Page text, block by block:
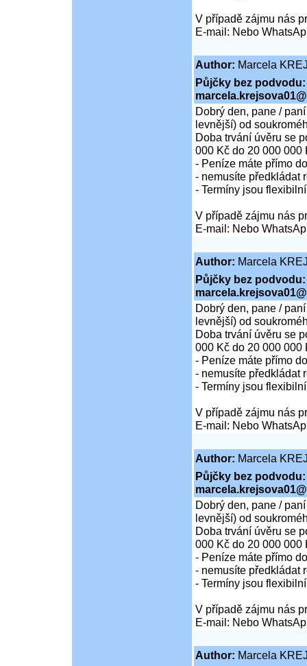
V případě zájmu nás
E-mail: Nebo
Author: Marcela
Půjčky bez podvodu:
Dobrý den, pane /
levnější) od
Doba trvání úvěru se
000 Kč do 20 000 000
- Peníze máte přímo
- nemusíte předkládat
- Termíny jsou
V případě zájmu nás
E-mail: Nebo
Author: Marcela
Půjčky bez podvodu:
Dobrý den, pane /
levnější) od
Doba trvání úvěru se
000 Kč do 20 000 000
- Peníze máte přímo
- nemusíte předkládat
- Termíny jsou
V případě zájmu nás
E-mail: Nebo
Author: Marcela
Půjčky bez podvodu:
Dobrý den, pane /
levnější) od
Doba trvání úvěru se
000 Kč do 20 000 000
- Peníze máte přímo
- nemusíte předkládat
- Termíny jsou
V případě zájmu nás
E-mail: Nebo
Author: Marcela